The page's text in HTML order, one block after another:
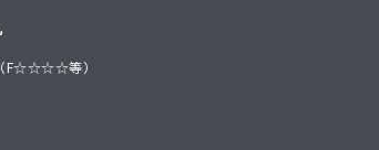
F☆☆☆☆等）